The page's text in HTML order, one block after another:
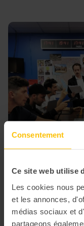
Consentement
Ce site web utilise
Les cookies nous
et les annonces,
médias sociaux et
partageons
L’Escape